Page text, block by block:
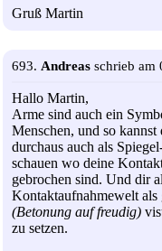
Gruß Martin
693. Andreas schrieb am
Hallo Martin,
Arme sind auch ein
Menschen, und so
durchaus auch als
schauen wo deine
gebrochen sind. Und dir
Kontaktaufnahmewelt
(Betonung auf freudig)
zu setzen.